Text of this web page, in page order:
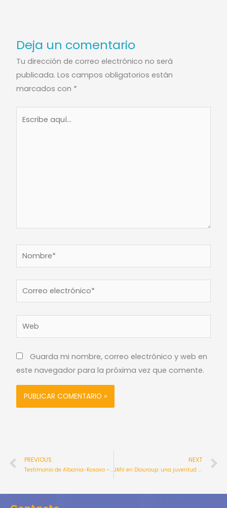
Deja un comentario
Tu dirección de correo electrónico no será
publicada. Los campos obligatorios están
marcados con *
Nombre*
Correo
electrónico*
Guarda mi nombre, correo electrónico y web en
este navegador para la próxima vez que comente.
Ant
PREVIOUS
Testimonio de Albania-Kosovo – Jubileo de la Esperanza 2025
NEXT
JMV en Diouroup: una juventud al servicio de los más pobres